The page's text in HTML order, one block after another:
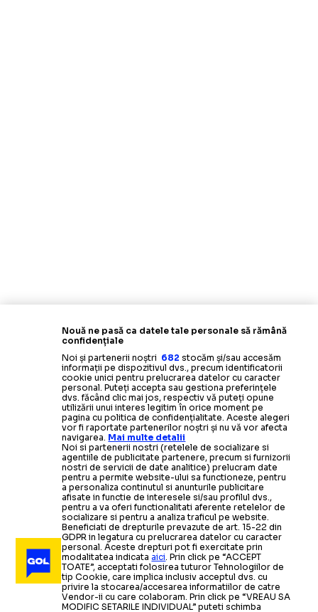
Nouă ne pasă ca datele tale personale să rămână
confidențiale
Noi și partenerii noștri 682 stocăm și/sau accesăm
informații pe dispozitivul dvs., precum identificatorii
cookie unici pentru prelucrarea datelor cu caracter
personal. Puteți accepta sau gestiona preferințele
dvs. făcând clic mai jos, respectiv vă puteți opune
utilizării unui interes legitim în orice moment pe
pagina cu politica de confidențialitate. Aceste alegeri
vor fi raportate partenerilor noștri și nu vă vor afecta
navigarea. Mai multe detalii
Noi si partenerii nostri (retelele de socializare si
agentiile de publicitate partenere, precum si furnizorii
nostri de servicii de date analitice) prelucram date
pentru a permite website-ului sa functioneze, pentru
a personaliza continutul si anunturile publicitare
afisate in functie de interesele si/sau profilul dvs.,
pentru a va oferi functionalitati aferente retelelor de
socializare si pentru a analiza traficul pe website.
Beneficiati de drepturile prevazute de art. 15-22 din
GDPR in legatura cu prelucrarea datelor cu caracter
personal. Aceste drepturi pot fi exercitate prin
modalitatea indicataaici. Prin click pe “ACCEPT
TOATE”, acceptati folosirea tuturor Tehnologiilor de
tip Cookie, care implica inclusiv acceptul dvs. cu
privire la stocarea/accesarea informatiilor de catre
Vendor-ii cu care colaboram. Prin click pe “VREAU SA
MODIFIC SETARILE INDIVIDUAL” puteti schimba